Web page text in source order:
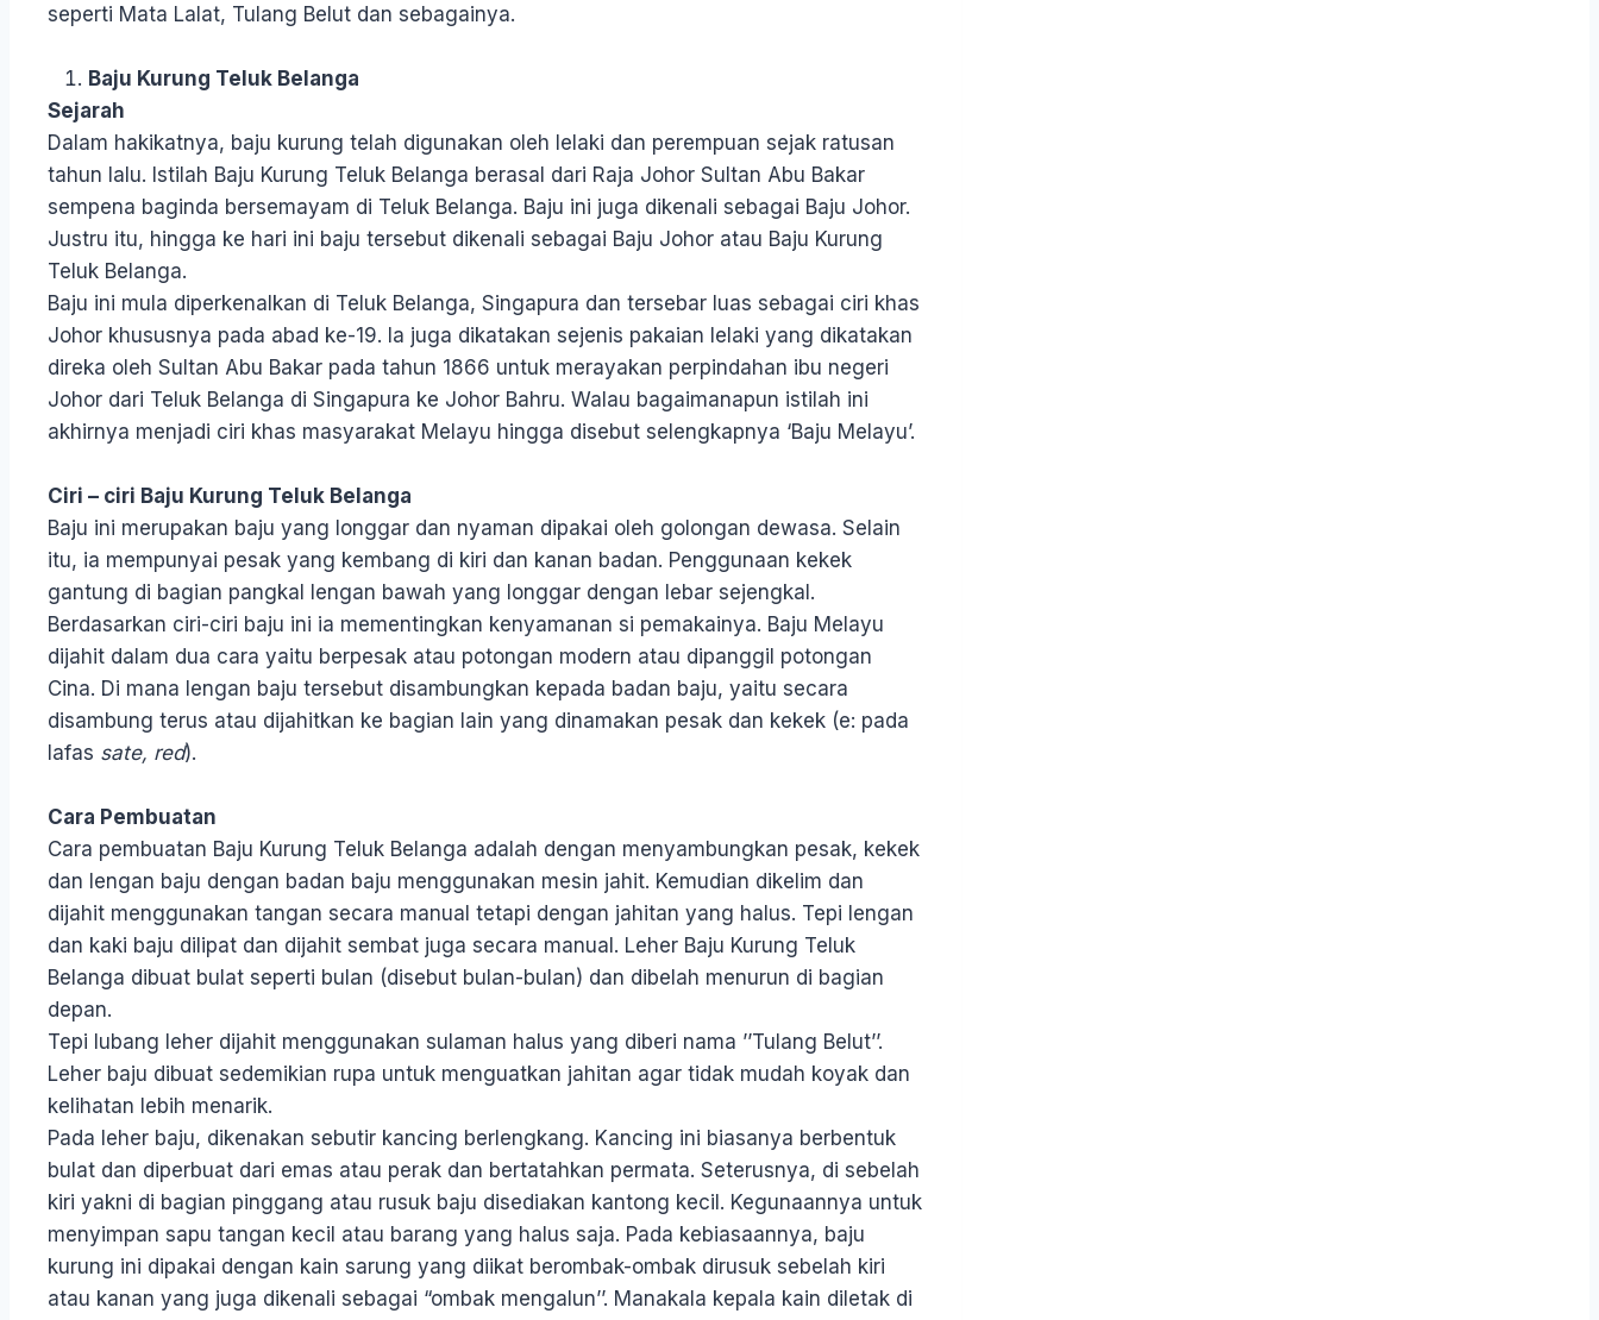
seperti Mata Lalat, Tulang Belut dan sebagainya.
Baju Kurung Teluk Belanga
Sejarah
Dalam hakikatnya, baju kurung telah digunakan oleh lelaki dan perempuan sejak ratusan
tahun lalu. Istilah Baju Kurung Teluk Belanga berasal dari Raja Johor Sultan Abu Bakar
sempena baginda bersemayam di Teluk Belanga. Baju ini juga dikenali sebagai Baju Johor.
Justru itu, hingga ke hari ini baju tersebut dikenali sebagai Baju Johor atau Baju Kurung
Teluk Belanga.
Baju ini mula diperkenalkan di Teluk Belanga, Singapura dan tersebar luas sebagai ciri khas
Johor khususnya pada abad ke-19. Ia juga dikatakan sejenis pakaian lelaki yang dikatakan
direka oleh Sultan Abu Bakar pada tahun 1866 untuk merayakan perpindahan ibu negeri
Johor dari Teluk Belanga di Singapura ke Johor Bahru. Walau bagaimanapun istilah ini
akhirnya menjadi ciri khas masyarakat Melayu hingga disebut selengkapnya ‘Baju Melayu’.
Ciri – ciri Baju Kurung Teluk Belanga
Baju ini merupakan baju yang longgar dan nyaman dipakai oleh golongan dewasa. Selain
itu, ia mempunyai pesak yang kembang di kiri dan kanan badan. Penggunaan kekek
gantung di bagian pangkal lengan bawah yang longgar dengan lebar sejengkal.
Berdasarkan ciri-ciri baju ini ia mementingkan kenyamanan si pemakainya. Baju Melayu
dijahit dalam dua cara yaitu berpesak atau potongan modern atau dipanggil potongan
Cina. Di mana lengan baju tersebut disambungkan kepada badan baju, yaitu secara
disambung terus atau dijahitkan ke bagian lain yang dinamakan pesak dan kekek (e: pada
lafas sate, red).
Cara Pembuatan
Cara pembuatan Baju Kurung Teluk Belanga adalah dengan menyambungkan pesak, kekek
dan lengan baju dengan badan baju menggunakan mesin jahit. Kemudian dikelim dan
dijahit menggunakan tangan secara manual tetapi dengan jahitan yang halus. Tepi lengan
dan kaki baju dilipat dan dijahit sembat juga secara manual. Leher Baju Kurung Teluk
Belanga dibuat bulat seperti bulan (disebut bulan-bulan) dan dibelah menurun di bagian
depan.
Tepi lubang leher dijahit menggunakan sulaman halus yang diberi nama ’’Tulang Belut’’.
Leher baju dibuat sedemikian rupa untuk menguatkan jahitan agar tidak mudah koyak dan
kelihatan lebih menarik.
Pada leher baju, dikenakan sebutir kancing berlengkang. Kancing ini biasanya berbentuk
bulat dan diperbuat dari emas atau perak dan bertatahkan permata. Seterusnya, di sebelah
kiri yakni di bagian pinggang atau rusuk baju disediakan kantong kecil. Kegunaannya untuk
menyimpan sapu tangan kecil atau barang yang halus saja. Pada kebiasaannya, baju
kurung ini dipakai dengan kain sarung yang diikat berombak-ombak dirusuk sebelah kiri
atau kanan yang juga dikenali sebagai “ombak mengalun’’. Manakala kepala kain diletak di